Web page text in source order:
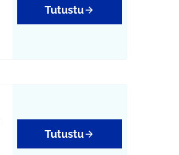
Tutustu
Tutustu